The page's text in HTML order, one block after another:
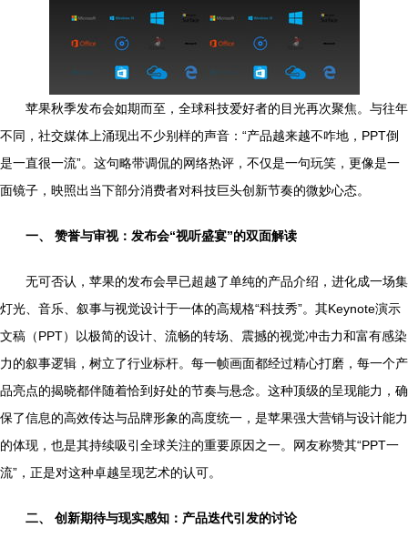
苹果秋季发布会如期而至，全球科技爱好者的目光再次聚焦。与往年
不同，社交媒体上涌现出不少别样的声音：“产品越来越不咋地，PPT倒
是一直很一流”。这句略带调侃的网络热评，不仅是一句玩笑，更像是一
面镜子，映照出当下部分消费者对科技巨头创新节奏的微妙心态。
一、 赞誉与审视：发布会“视听盛宴”的双面解读
无可否认，苹果的发布会早已超越了单纯的产品介绍，进化成一场集
灯光、音乐、叙事与视觉设计于一体的高规格“科技秀”。其Keynote演示
文稿（PPT）以极简的设计、流畅的转场、震撼的视觉冲击力和富有感染
力的叙事逻辑，树立了行业标杆。每一帧画面都经过精心打磨，每一个产
品亮点的揭晓都伴随着恰到好处的节奏与悬念。这种顶级的呈现能力，确
保了信息的高效传达与品牌形象的高度统一，是苹果强大营销与设计能力
的体现，也是其持续吸引全球关注的重要原因之一。网友称赞其“PPT一
流”，正是对这种卓越呈现艺术的认可。
二、 创新期待与现实感知：产品迭代引发的讨论